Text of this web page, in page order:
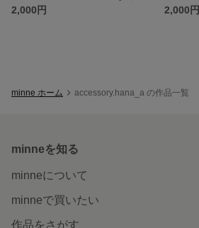
2,000円
2,000円
minne ホーム accessory.hana_a の作品一覧
minneを知る
minneについて
minneで買いたい
作品をさがす